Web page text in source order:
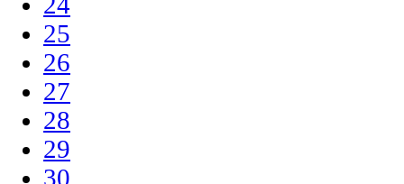
25
26
27
28
29
30